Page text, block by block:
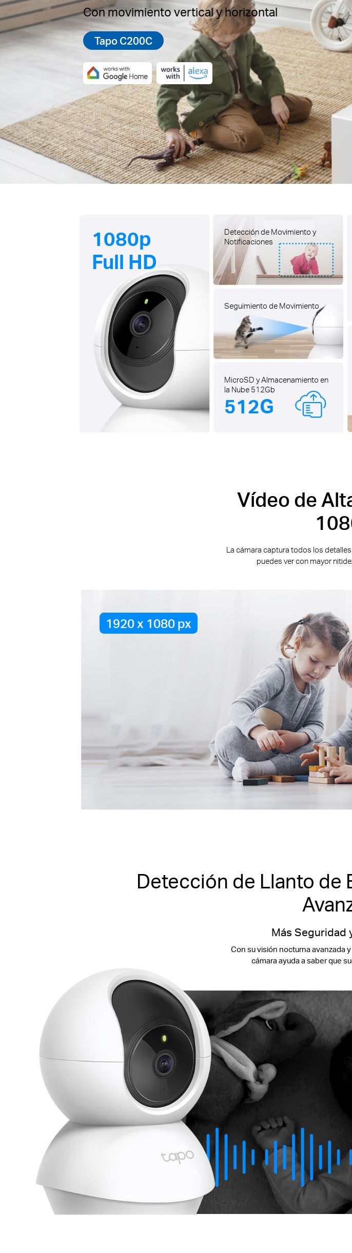
Con movimiento vertical y horizontal
Tapo C200C
1080p
Full HD
Detección de Movimiento y
Notificaciones
Seguimiento de Movimiento
MicroSD y Almacenamiento en
la Nube 512Gb
512G
Vídeo de
La cámara captura todos los
puedes ver con mayor
1920 x 1080 px
Detección de Llanto de
Más Seguridad
Con su visión nocturna avanzada
cámara ayuda a saber que